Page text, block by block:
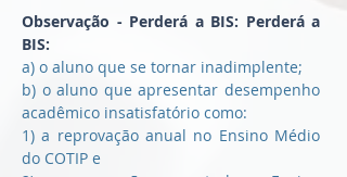
Observação - Perderá a BIS: Perderá a
BIS:
a) o aluno que se tornar inadimplente;
b) o aluno que apresentar desempenho
acadêmico insatisfatório como:
1) a reprovação anual no Ensino Médio
do COTIP e